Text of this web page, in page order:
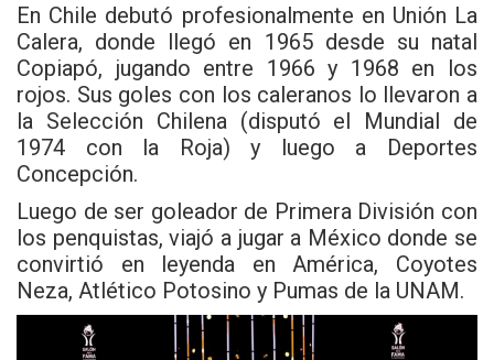
En Chile debutó profesionalmente en Unión La
Calera, donde llegó en 1965 desde su natal
Copiapó, jugando entre 1966 y 1968 en los
rojos. Sus goles con los caleranos lo llevaron a
la Selección Chilena (disputó el Mundial de
1974 con la Roja) y luego a Deportes
Concepción.
Luego de ser goleador de Primera División con
los penquistas, viajó a jugar a México donde se
convirtió en leyenda en América, Coyotes
Neza, Atlético Potosino y Pumas de la UNAM.